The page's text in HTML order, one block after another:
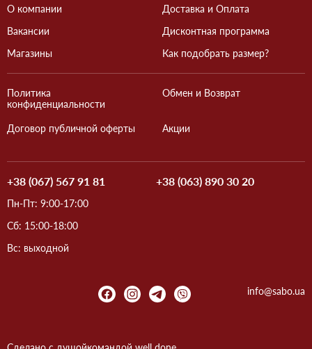
О компании
Вакансии
Магазины
Доставка и Оплата
Дисконтная программа
Как подобрать размер?
Политика
конфиденциальности
Договор публичной оферты
Обмен и Возврат
Акции
+38 (067) 567 91 81 +38 (063) 890 30 20
Пн-Пт: 9:00-17:00
Сб: 15:00-18:00
Вс: выходной
info@sabo.ua